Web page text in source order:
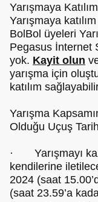
Yarışmaya
Yarışmaya
BolBol üyeleri
Pegasus İnternet
yok. Kayit olun
yarışma için
katılım
Yarışma
Olduğu Uçuş
· Yarışmayı
kendilerine
2024 (saat
(saat 23.59’a